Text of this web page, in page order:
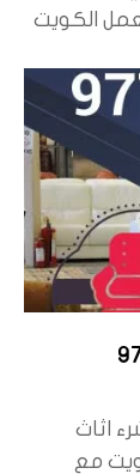
الكويت
اثاث
مع